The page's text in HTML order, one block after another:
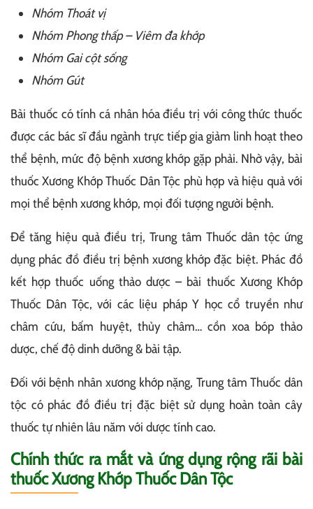
Nhóm Thoát vị
Nhóm Phong thấp – Viêm đa khớp
Nhóm Gai cột sống
Nhóm Gút
Bài thuốc có tính cá nhân hóa điều trị với công thức thuốc
được các bác sĩ đầu ngành trực tiếp gia giảm linh hoạt theo
thể bệnh, mức độ bệnh xương khớp gặp phải. Nhờ vậy, bài
thuốc Xương Khớp Thuốc Dân Tộc phù hợp và hiệu quả với
mọi thể bệnh xương khớp, mọi đối tượng người bệnh.
Để tăng hiệu quả điều trị, Trung tâm Thuốc dân tộc ứng
dụng phác đồ điều trị bệnh xương khớp đặc biệt. Phác đồ
kết hợp thuốc uống thảo dược – bài thuốc Xương Khớp
Thuốc Dân Tộc, với các liệu pháp Y học cổ truyền như
châm cứu, bấm huyệt, thủy châm… cồn xoa bóp thảo
dược, chế độ dinh dưỡng & bài tập.
Đối với bệnh nhân xương khớp nặng, Trung tâm Thuốc dân
tộc có phác đồ điều trị đặc biệt sử dụng hoàn toàn cây
thuốc tự nhiên lâu năm với dược tính cao.
Chính thức ra mắt và ứng dụng rộng rãi bài
thuốc Xương Khớp Thuốc Dân Tộc